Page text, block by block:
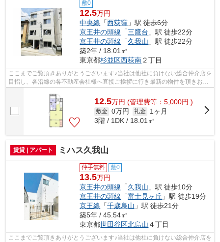
敷0
12.5万円
中央線 「西荻窪 」駅 徒歩6分
京王井の頭線 「三鷹台 」駅 徒歩22分
京王井の頭線 「久我山 」駅 徒歩22分
築2年 / 18.01㎡
東京都杉並区西荻南２丁目
ここまでご覧頂きありがとうございます♪当社は他社に負けない総合仲介店を
目指し、各沿線の各不動産会社様へ直接ご挨拶に行き最新の物件を頂きお客
様へ提供しております！最新の情報は...
12.5万円 (管理費等：5,000円 )
敷金 0万円 礼金
1ヶ月
3階 / 1DK / 18.01㎡
賃貸 | アパート ミハス久我山
仲手無料 敷0
13.5万円
京王井の頭線 「久我山 」駅 徒歩10分
京王井の頭線 「富士見ヶ丘 」駅 徒歩19分
京王線 「千歳烏山 」駅 徒歩21分
築5年 / 45.54㎡
東京都世田谷区北烏山 ４丁目
ここまでご覧頂きありがとうございます♪当社は他社に負けない総合仲介店を